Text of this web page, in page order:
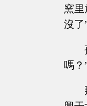
窯
沒了
嗎？